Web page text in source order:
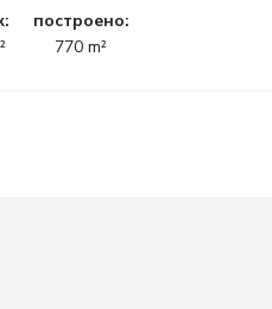
построено:
770 m²